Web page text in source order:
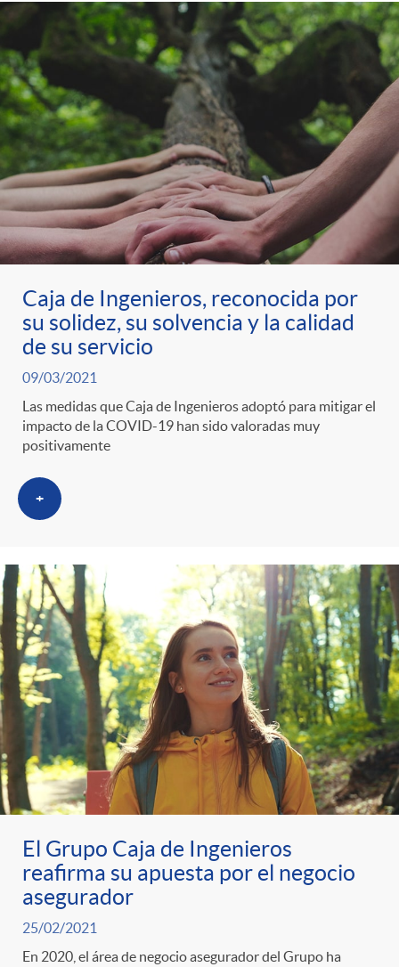
Caja de Ingenieros, reconocida por
su solidez, su solvencia y la calidad
de su servicio
09/03/2021
Las medidas que Caja de Ingenieros adoptó para mitigar el
impacto de la COVID-19 han sido valoradas muy
positivamente
+
El Grupo Caja de Ingenieros
reafirma su apuesta por el negocio
asegurador
25/02/2021
En 2020, el área de negocio asegurador del Grupo ha